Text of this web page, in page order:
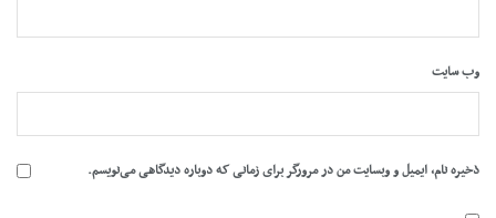
وب‌ سایت
ذخیره نام، ایمیل و وبسایت من در مرورگر برای زمانی که دوباره دیدگاهی می‌نویسم.